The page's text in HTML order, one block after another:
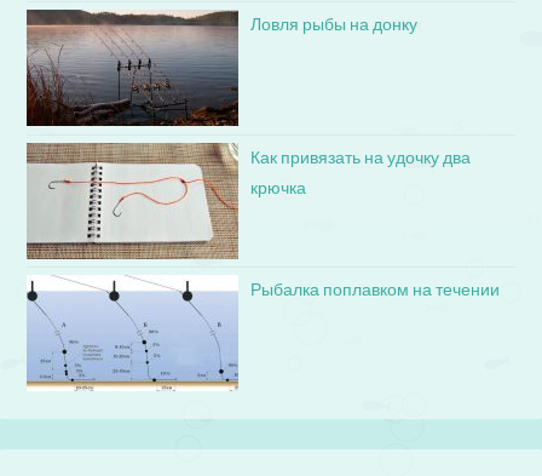
Ловля рыбы на донку
Как привязать на удочку два
крючка
Рыбалка поплавком на течении